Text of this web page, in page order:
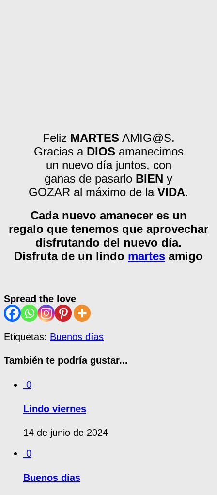
Feliz MARTES AMIG@S.
Gracias a DIOS amanecimos
un nuevo día juntos, con
ganas de pasarlo BIEN y
GOZAR al máximo de la VIDA.
Cada nuevo amanecer es un
regalo que tenemos que aprovechar
disfrutando del nuevo día.
Disfruta de un lindo martes amigo
Spread the love
Etiquetas: Buenos días
También te podría gustar...
0
Lindo viernes
14 de junio de 2024
0
Buenos días